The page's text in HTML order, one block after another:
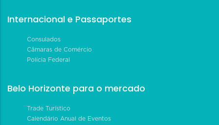
Internacional e Passaportes
Consulados
Câmaras de Comércio
Polícia Federal
Belo Horizonte para o mercado
Trade Turístico
Calendário Anual de Eventos